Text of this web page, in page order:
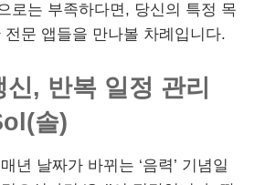
로는 부족하다면, 당신의 특정 목
전문 앱들을 만나볼 차례입니다.
, 반복 일정 관리
솔)
년 날짜가 바뀌는 ‘음력’ 기념일